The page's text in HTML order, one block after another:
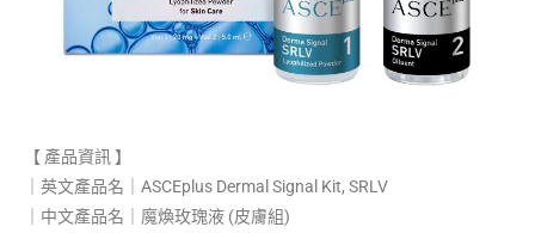
【 產品資訊 】
｜英文產品名｜ASCEplus Dermal Signal Kit, SRLV​
｜中文產品名｜魔煥玫瑰液 (皮膚組)​